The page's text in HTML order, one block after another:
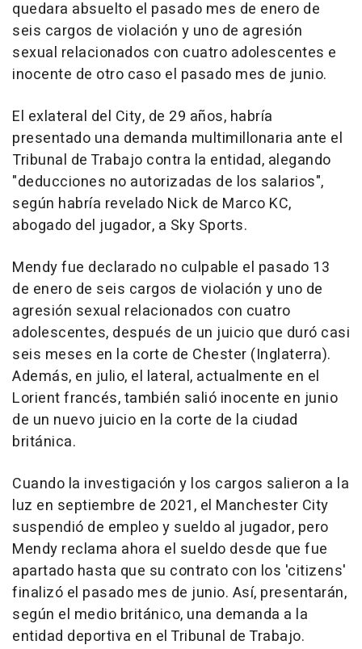
quedara absuelto el pasado mes de enero de
seis cargos de violación y uno de agresión
sexual relacionados con cuatro adolescentes e
inocente de otro caso el pasado mes de junio.
El exlateral del City, de 29 años, habría
presentado una demanda multimillonaria ante el
Tribunal de Trabajo contra la entidad, alegando
"deducciones no autorizadas de los salarios",
según habría revelado Nick de Marco KC,
abogado del jugador, a Sky Sports.
Mendy fue declarado no culpable el pasado 13
de enero de seis cargos de violación y uno de
agresión sexual relacionados con cuatro
adolescentes, después de un juicio que duró casi
seis meses en la corte de Chester (Inglaterra).
Además, en julio, el lateral, actualmente en el
Lorient francés, también salió inocente en junio
de un nuevo juicio en la corte de la ciudad
británica.
Cuando la investigación y los cargos salieron a la
luz en septiembre de 2021, el Manchester City
suspendió de empleo y sueldo al jugador, pero
Mendy reclama ahora el sueldo desde que fue
apartado hasta que su contrato con los 'citizens'
finalizó el pasado mes de junio. Así, presentarán,
según el medio británico, una demanda a la
entidad deportiva en el Tribunal de Trabajo.